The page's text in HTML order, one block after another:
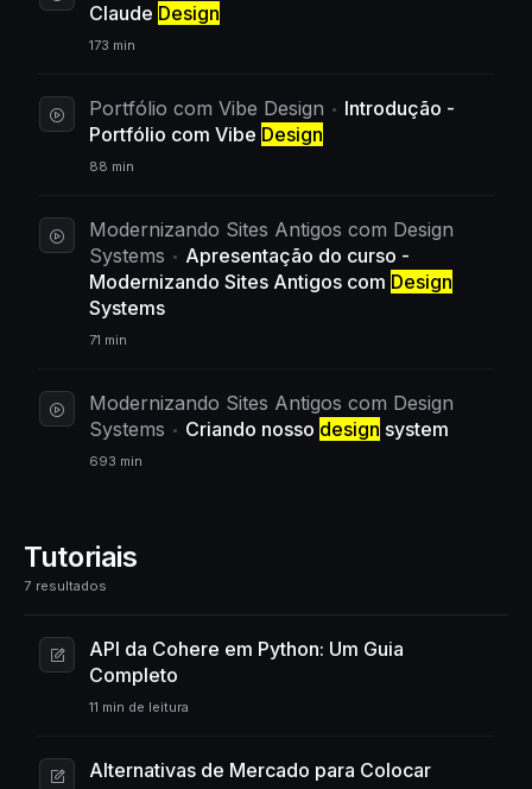
Claude Design
173 min
Portfólio com Vibe Design
Introdução -
Portfólio com Vibe Design
88 min
Modernizando Sites Antigos com Design
Systems
Apresentação do curso -
Modernizando Sites Antigos com Design
Systems
71 min
Modernizando Sites Antigos com Design
Systems
Criando nosso design system
693 min
Tutoriais
7 resultados
API da Cohere em Python: Um Guia
Completo
11 min de leitura
Alternativas de Mercado para Colocar